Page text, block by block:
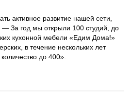
активное развитие нашей сети, —
За год мы открыли 100 студий, до
кухонной мебели «Едим Дома!»
в течение нескольких лет
до 400».